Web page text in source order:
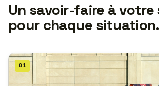
Un savoir-faire à votre
pour chaque situation.
01